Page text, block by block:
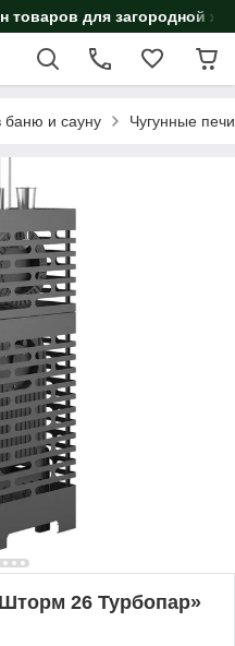
товаров для загородной
баню и сауну Чугунные
26 Турбопар»